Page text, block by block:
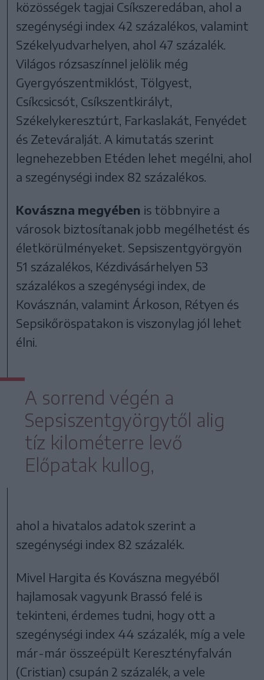
közösségek tagjai Csíkszeredában, ahol a
szegénységi index 42 százalékos, valamint
Székelyudvarhelyen, ahol 47 százalék.
Világos rózsaszínnel jelölik még
Gyergyószentmiklóst, Tölgyest,
Csíkcsicsót, Csíkszentkirályt,
Székelykeresztúrt, Farkaslakát, Fenyédet
és Zeteváralját. A kimutatás szerint
legnehezebben Etéden lehet megélni, ahol
a szegénységi index 82 százalékos.
Kovászna megyében is többnyire a
városok biztosítanak jobb megélhetést és
életkörülményeket. Sepsiszentgyörgyön
51 százalékos, Kézdivásárhelyen 53
százalékos a szegénységi index, de
Kovásznán, valamint Árkoson, Rétyen és
Sepsikőröspatakon is viszonylag jól lehet
élni.
A sorrend végén a
Sepsiszentgyörgytől alig
tíz kilométerre levő
Előpatak kullog,
ahol a hivatalos adatok szerint a
szegénységi index 82 százalék.
Mivel Hargita és Kovászna megyéből
hajlamosak vagyunk Brassó felé is
tekinteni, érdemes tudni, hogy ott a
szegénységi index 44 százalék, míg a vele
már-már összeépült Keresztényfalván
(Cristian) csupán 2 százalék, a vele